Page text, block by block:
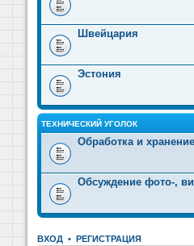
Швейцария
Эстония
ТЕХНИЧЕСКИЙ УГОЛОК
Обработка и
Обсуждение фото-,
ВХОД • РЕГИСТРАЦИЯ